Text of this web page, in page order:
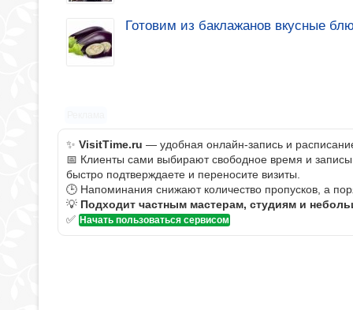
Готовим из баклажанов вкусные
✨ VisitTime.ru — удобная онлайн-запись и
📅 Клиенты сами выбирают свободное время и
быстро подтверждаете и переносите визиты.
🕒 Напоминания снижают количество пропусков, а
💡 Подходит частным мастерам, студиям и
✅ Начать пользоваться сервисом